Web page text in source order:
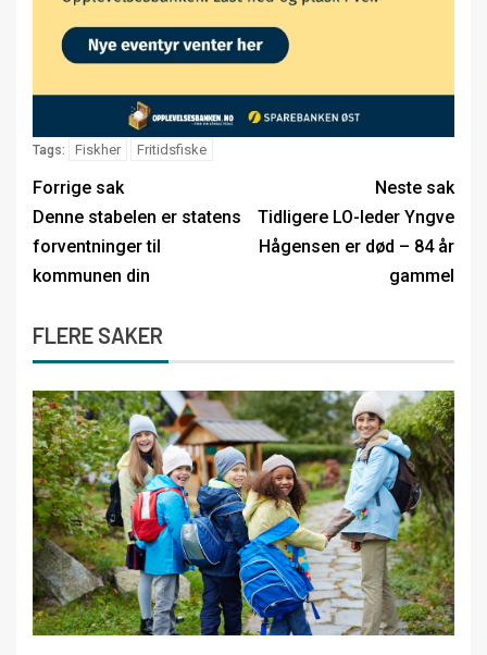
Tags: Fiskher Fritidsfiske
Forrige sak
Denne stabelen er statens
forventninger til
kommunen din
Neste sak
Tidligere LO-leder Yngve
Hågensen er død – 84 år
gammel
FLERE SAKER